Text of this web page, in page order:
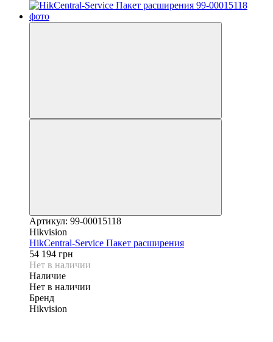
Артикул: 99-00015118
Hikvision
HikCentral-Service Пакет расширения
54 194 грн
Нет в наличии
Наличие
Нет в наличии
Бренд
Hikvision